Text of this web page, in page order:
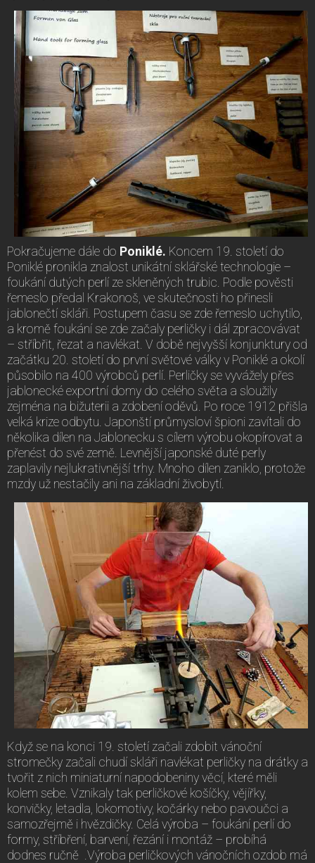
Pokračujeme dále do Poniklé. Koncem 19. století do
Poniklé pronikla znalost unikátní sklářské technologie –
foukání dutých perlí ze skleněných trubic. Podle pověsti
řemeslo předal Krakonoš, ve skutečnosti ho přinesli
jablonečtí skláři. Postupem času se zde řemeslo uchytilo,
a kromě foukání se zde začaly perličky i dál zpracovávat
– stříbřit, řezat a navlékat. V době nejvyšší konjunktury od
začátku 20. století do první světové války v Poniklé a okolí
působilo na 400 výrobců perlí. Perličky se vyvážely přes
jablonecké exportní domy do celého světa a sloužily
zejména na bižuterii a zdobení oděvů. Po roce 1912 přišla
velká krize odbytu. Japonští průmysloví špioni zavítali do
několika dílen na Jablonecku s cílem výrobu okopírovat a
přenést do své země. Levnější japonské duté perly
zaplavily nejlukrativnější trhy. Mnoho dílen zaniklo, protože
mzdy už nestačily ani na základní živobytí.
Když se na konci 19. století začali zdobit vánoční
stromečky začali chudí skláři navlékat perličky na drátky a
tvořit z nich miniaturní napodobeniny věcí, které měli
kolem sebe. Vznikaly tak perličkové košíčky, vějířky,
konvičky, letadla, lokomotivy, kočárky nebo pavoučci a
samozřejmě i hvězdičky. Celá výroba – foukání perlí do
formy, stříbření, barvení, řezání i montáž – probíhá
dodnes ručně .Výroba perličkových vánočních ozdob má